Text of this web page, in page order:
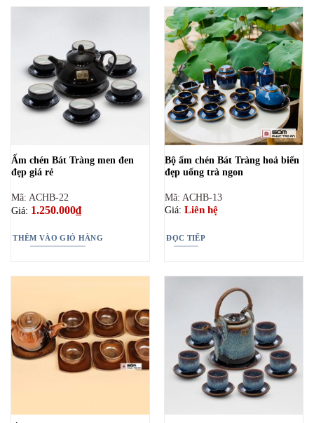
Ấm chén Bát Tràng men đen
đẹp giá rẻ
Mã: ACHB-22
Giá: 1.250.000₫
THÊM VÀO GIỎ HÀNG
Bộ ấm chén Bát Tràng hoả biến
đẹp uống trà ngon
Mã: ACHB-13
Giá: Liên hệ
ĐỌC TIẾP